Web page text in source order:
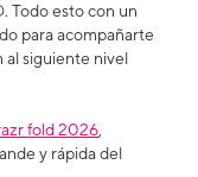
Todo esto con un
para acompañarte
al siguiente nivel
fold 2026,
y rápida del